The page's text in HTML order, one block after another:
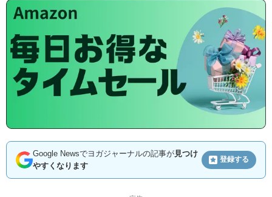
Google Newsでヨガジャーナルの記事が見つけ
やすくなります
登録する